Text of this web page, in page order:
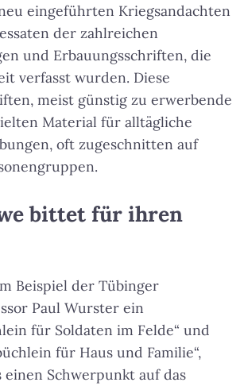
eingeführten Kriegsandachten
der zahlreichen
und Erbauungsschriften, die
verfasst wurden. Diese
meist günstig zu erwerbende
Material für alltägliche
oft zugeschnitten auf
bittet für ihren
Beispiel der Tübinger
Paul Wurster ein
für Soldaten im Felde“ und
für Haus und Familie“,
Schwerpunkt auf das